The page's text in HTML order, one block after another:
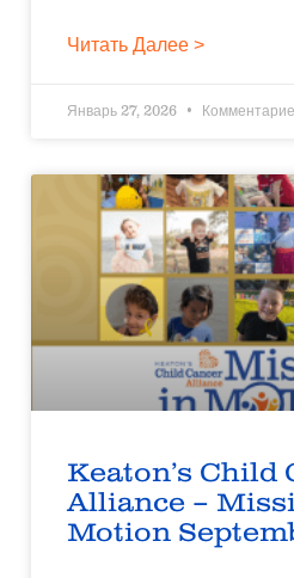
Читать Далее >
Январь 27, 2026
Keaton’s Child
Alliance –
Motion